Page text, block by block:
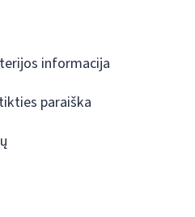
informacija
paraiška